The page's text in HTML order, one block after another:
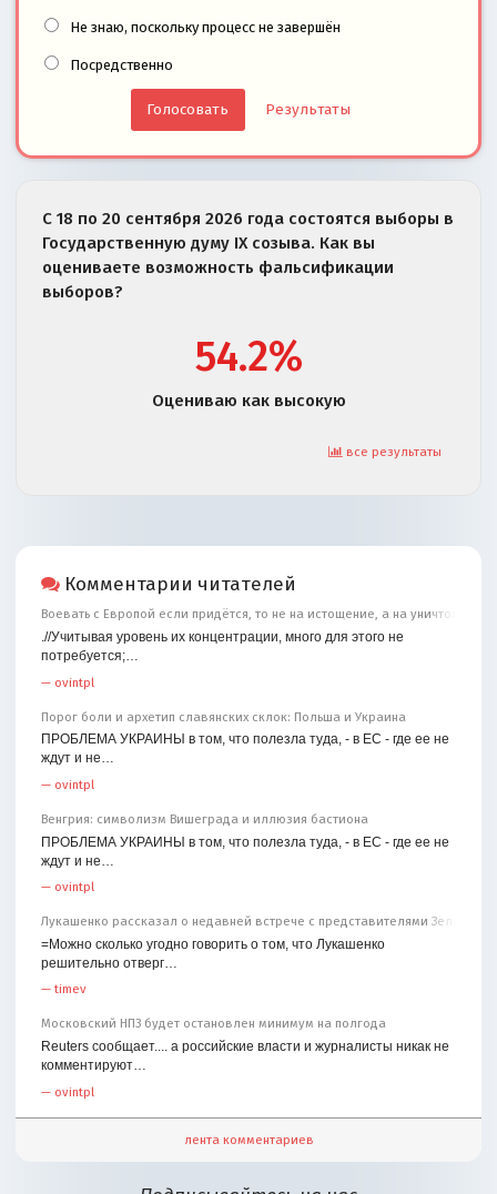
Не знаю, поскольку процесс не завершён
Посредственно
Результаты
С 18 по 20 сентября 2026 года состоятся выборы в
Государственную думу IX созыва. Как вы
оцениваете возможность фальсификации
выборов?
54.2%
Оцениваю как высокую
все результаты
Комментарии читателей
Воевать с Европой если придётся, то не на истощение, а на уничтожение
.//Учитывая уровень их концентрации, много для этого не
потребуется;…
— ovintpl
Порог боли и архетип славянских склок: Польша и Украина
ПРОБЛЕМА УКРАИНЫ в том, что полезла туда, - в ЕС - где ее не
ждут и не…
— ovintpl
Венгрия: символизм Вишеграда и иллюзия бастиона
ПРОБЛЕМА УКРАИНЫ в том, что полезла туда, - в ЕС - где ее не
ждут и не…
— ovintpl
Лукашенко рассказал о недавней встрече с представителями
=Можно сколько угодно говорить о том, что Лукашенко
решительно отверг…
—timev
Московский НПЗ будет остановлен минимум на полгода
Reuters сообщает.... а российские власти и журналисты никак не
комментируют…
— ovintpl
лента комментариев